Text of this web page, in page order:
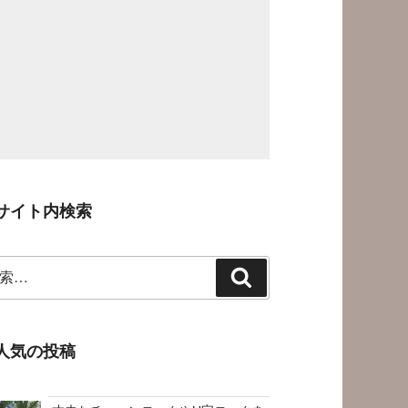
イト内検索
索
気の投稿